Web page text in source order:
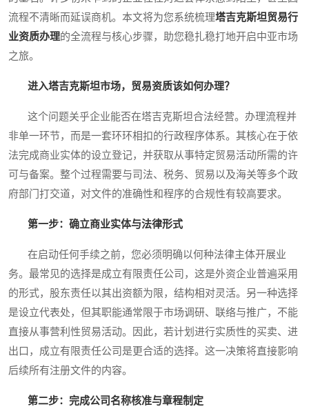
流程不清晰而延误商机。本文将为您系统梳理塔吉克斯坦贸易行
业资质办理的全流程与核心步骤，助您稳扎稳打地开启中亚市场
之旅。
进入塔吉克斯坦市场，贸易资质该如何办理？
这个问题关乎企业能否在塔吉克斯坦合法经营。办理流程并
非单一环节，而是一套环环相扣的行政程序体系。其核心在于依
法完成商业实体的设立登记，并获取从事特定贸易活动所需的许
可与备案。整个过程需要与司法、税务、贸易以及海关等多个政
府部门打交道，对文件的准确性和程序的合规性有较高要求。
第一步：确立商业实体与法律形式
在启动任何手续之前，您必须明确以何种法律主体开展业
务。最常见的选择是成立有限责任公司，这是外资企业普遍采用
的形式，股东责任以其出资额为限，结构相对灵活。另一种选择
是设立代表处，但其职能通常限于市场调研、联络与推广，不能
直接从事营利性贸易活动。因此，若计划进行实质性的买卖、进
出口，成立有限责任公司是更合适的选择。这一决策将直接影响
后续所有注册文件的内容。
第二步：完成公司名称核准与章程制定